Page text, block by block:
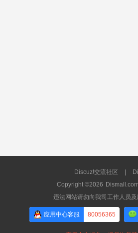
Discuz!交流社区
Copyright ©2026 Dismall.com
违法网站请勿向我司工作人员
应用中心客服 80056365